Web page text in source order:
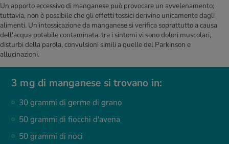
3 mg di manganese si trovano in:
30 grammi di germe di grano
50 grammi di fiocchi d'avena
50 grammi di noci
Un apporto eccessivo di manganese può provocare un avvelenamento;
tuttavia, non è possibile che gli effetti tossici derivino unicamente dagli
alimenti. Un'intossicazione da manganese si verifica soprattutto a causa
dell'acqua potabile contaminata: tra i sintomi vi sono dolori muscolari,
disturbi della parola, convulsioni simili a quelle del Parkinson e
allucinazioni.